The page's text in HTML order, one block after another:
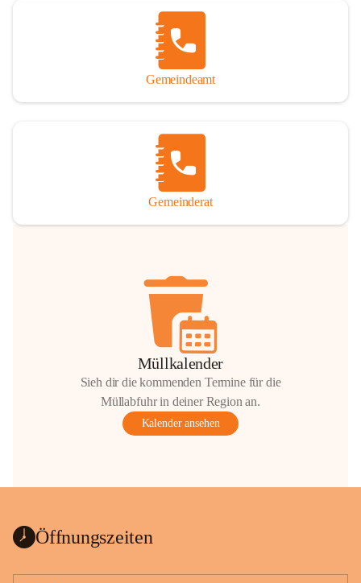
Gemeindeamt
Gemeinderat
Müllkalender
Sieh dir die kommenden Termine für die
Müllabfuhr in deiner Region an.
Kalender ansehen
Öffnungszeiten